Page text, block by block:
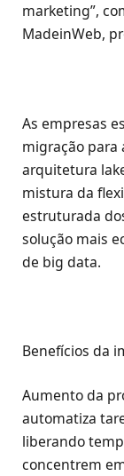
marketing”,
MadeinWeb,
As empresas
migração para
arquitetura
mistura da
estruturada
solução mais
de big data.
Benefícios da
Aumento da
automatiza
liberando
concentrem